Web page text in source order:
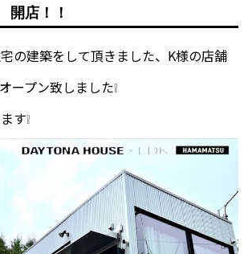
開店！！
の建築をして頂きました、K様の店舗
ープン致しました❕
す❕